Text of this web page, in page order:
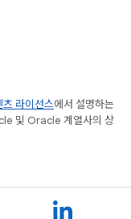
츠 라이선스에서 설명하는
및 Oracle 계열사의 상